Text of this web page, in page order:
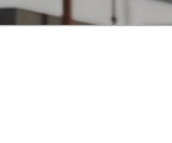
キ